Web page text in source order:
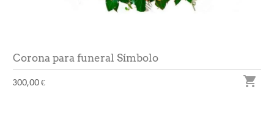
Corona para funeral Símbolo
300,00 € 